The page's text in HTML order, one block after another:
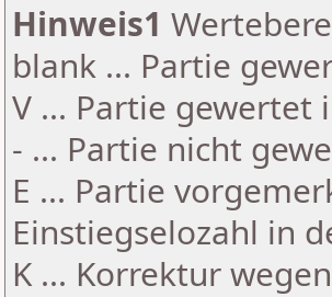
Hinweis1
blank ... Partie
V ... Partie gewertet
- ... Partie nicht
E ... Partie
Einstiegselozahl in
K ... Korrektur